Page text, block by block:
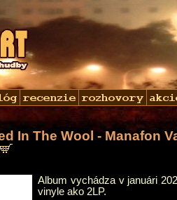
In The Wool - Manafon
Album vychádza v januári
vinyle ako 2LP.